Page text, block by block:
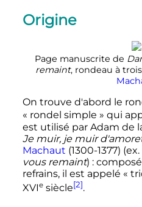
Origine
Page manuscrite de
remaint, rondeau à
On trouve d'abord le
« rondel simple » qui
est utilisé par Adam de
Je muir, je muir
Machaut (1300-1377) (ex.
vous remaint) :
refrains, il est appelé «
XVIe siècle[2].